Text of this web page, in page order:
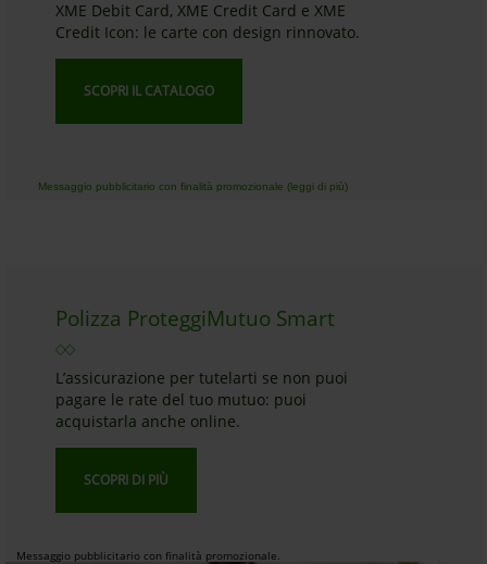
XME Debit Card, XME Credit Card e XME
Credit Icon: le carte con design rinnovato.
SCOPRI IL CATALOGO
Messaggio pubblicitario con finalità promozionale (leggi di più)
Polizza ProteggiMutuo Smart
L’assicurazione per tutelarti se non puoi
pagare le rate del tuo mutuo: puoi
acquistarla anche online.
SCOPRI DI PIÙ
Messaggio pubblicitario con finalità promozionale.